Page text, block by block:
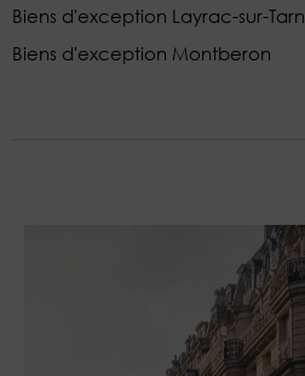
Biens d'exception Layrac-sur-Tarn
Biens d'exception Montberon